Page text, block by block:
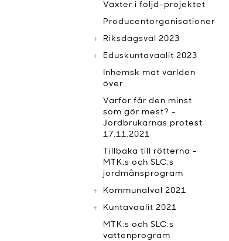
Växter i följd-projektet
Producentorganisationer
Riksdagsval 2023
Eduskuntavaalit 2023
Inhemsk mat världen
över
Varför får den minst
som gör mest? -
Jordbrukarnas protest
17.11.2021
Tillbaka till rötterna -
MTK:s och SLC:s
jordmånsprogram
Kommunalval 2021
Kuntavaalit 2021
MTK:s och SLC:s
vattenprogram